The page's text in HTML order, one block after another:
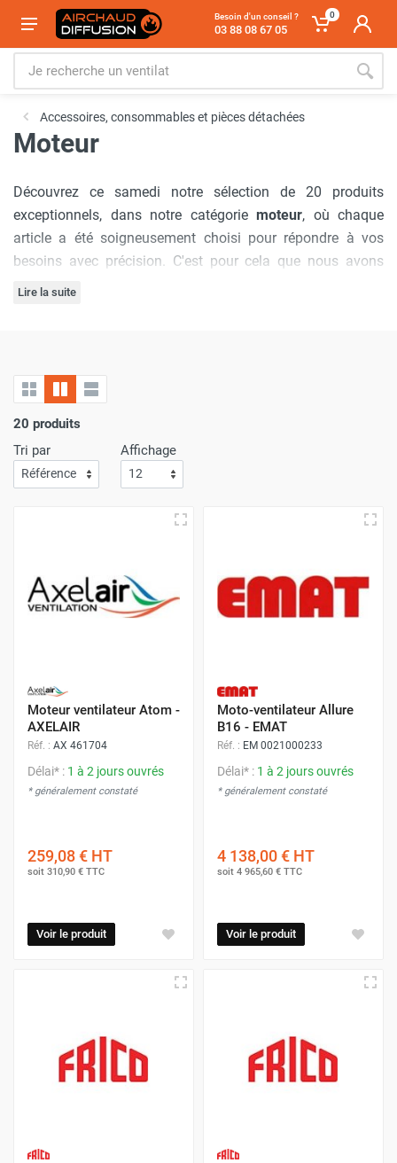
Besoin d'un conseil ?
03 88 08 67 05
0
Accessoires, consommables et pièces détachées
Moteur
Découvrez ce samedi notre sélection de 20 produits
exceptionnels, dans notre catégorie moteur, où chaque
article a été soigneusement choisi pour répondre à vos
besoins avec précision. C'est pour cela que nous avons
sélectionné les marques :
inégalées à chaque visite. De plus, nous comprenons
l'importance
pourquoi nous nous assurons que votre commande arrive
à votre porte avecla plus grande efficacité
Faites vos achats sur Airchaud Diffusion pour une
expérience où l'excellence et la vitesse de livraison s'allient
à l'avantage de prix compétitifs.
Lire la suite
20 produits
Tri par
Affichage
Moteur ventilateur Atom -
AXELAIR
Réf. : AX 461704
Délai* : 1 à 2 jours ouvrés
* généralement constaté
259,08 € HT
soit 310,90 € TTC
Voir le produit
Moto-ventilateur Allure
B16 - EMAT
Réf. : EM 0021000233
Délai* : 1 à 2 jours ouvrés
* généralement constaté
4 138,00 € HT
soit 4 965,60 € TTC
Voir le produit